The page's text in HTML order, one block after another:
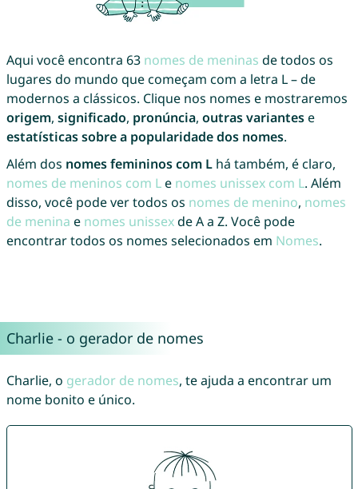
Aqui você encontra 63 nomes de meninas de todos os
lugares do mundo que começam com a letra L – de
modernos a clássicos. Clique nos nomes e mostraremos
origem, significado, pronúncia, outras variantese
estatísticas sobre a popularidade dos nomes.
Além dos nomes femininos com Lhá também, é claro,
nomes de meninos com Le nomes unissex com L. Além
disso, você pode ver todos os nomes de menino, nomes
de menina e nomes unissexde A a Z. Você pode
encontrar todos os nomes selecionados em Nomes.
Charlie - o gerador de nomes
Charlie, o gerador de nomes, te ajuda a encontrar um
nome bonito e único.